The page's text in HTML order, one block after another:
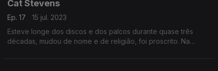
Cat Stevens
Ep. 17
15 jul. 2023
Esteve longe dos discos e dos palcos durante quase três
décadas, mudou de nome e de religião, foi proscrito. Na